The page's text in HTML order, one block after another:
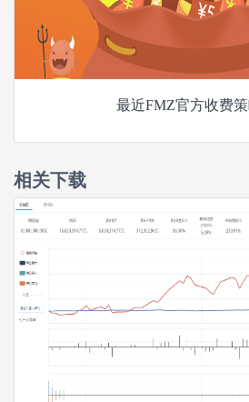
最近FMZ官方收费
相关下载